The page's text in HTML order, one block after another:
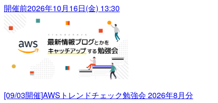
開催前2026年10月16日(金) 13:30
[09/03開催]AWSトレンドチェック勉強会 2026年8月分